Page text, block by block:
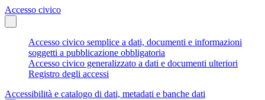
Accesso civico
Accesso civico semplice a dati, documenti e informazioni
soggetti a pubblicazione obbligatoria
Accesso civico generalizzato a dati e documenti ulteriori
Registro degli accessi
Accessibilità e catalogo di dati, metadati e banche dati